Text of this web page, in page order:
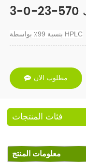
بنسبة 99٪ بواسطة HPLC
مطلوب الان
فئات المنتجات
معلومات المنتج